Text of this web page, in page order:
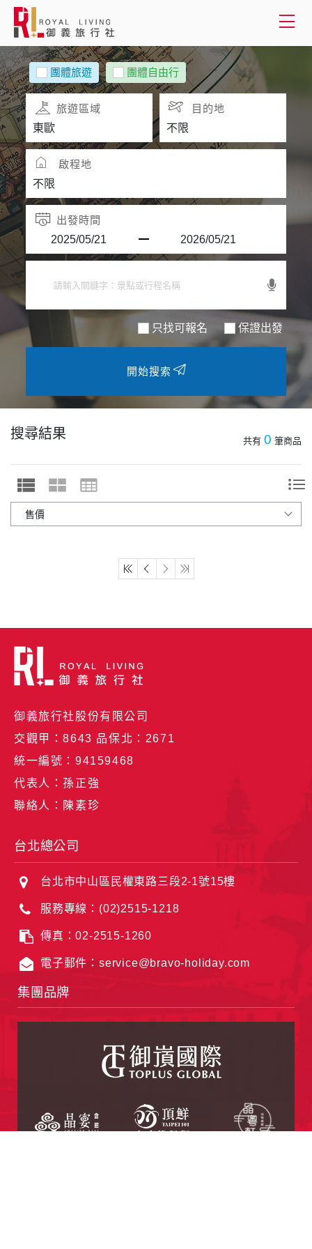
會員登入
國外旅遊
國內旅遊
客服專線(02) 2515-1218
團體旅遊 團體自由行
旅遊區域 目的地
啟程地
出發時間
只找可報名 保證出發
開始搜索
搜尋結果 共有 0 筆商品
御義旅行社股份有限公司
交觀甲：8643 品保北：2671
統一編號：94159468
代表人：孫正強
聯絡人：陳素珍
台北總公司
台北市中山區民權東路三段2-1號15樓
服務專線：(02)2515-1218
傳真：02-2515-1260
電子郵件：service@bravo-holiday.com
集團品牌